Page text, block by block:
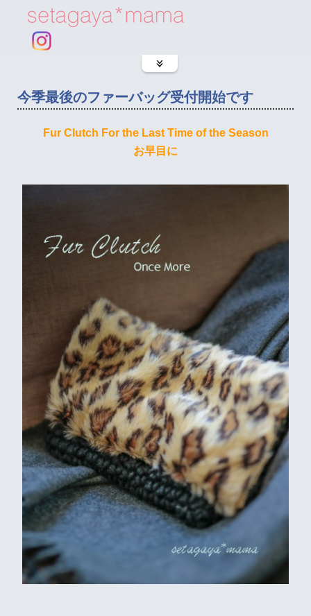
今季最後のファーバッグ受付開始です
Fur Clutch For the Last Time of the Season
お早目に